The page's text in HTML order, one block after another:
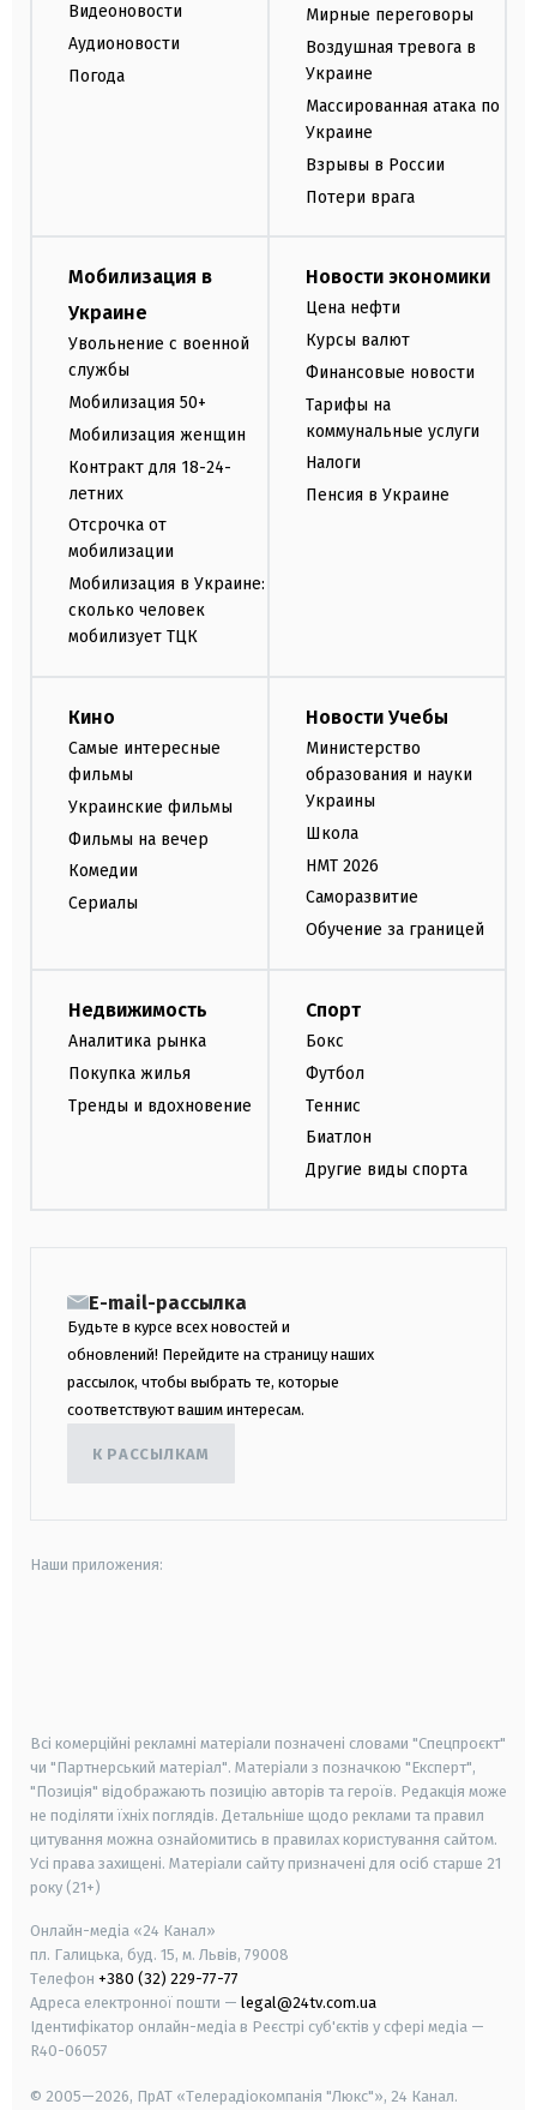
Видеоновости
Аудионовости
Погода
Мирные переговоры
Воздушная тревога в
Украине
Массированная атака по
Украине
Взрывы в России
Потери врага
Мобилизация в
Украине
Увольнение с военной
службы
Мобилизация 50+
Мобилизация женщин
Контракт для 18-24-
летних
Отсрочка от
мобилизации
Мобилизация в Украине:
сколько человек
мобилизует ТЦК
Новости экономики
Цена нефти
Курсы валют
Финансовые новости
Тарифы на
коммунальные услуги
Налоги
Пенсия в Украине
Кино
Самые интересные
фильмы
Украинские фильмы
Фильмы на вечер
Комедии
Сериалы
Новости Учебы
Министерство
образования и науки
Украины
Школа
НМТ 2026
Саморазвитие
Обучение за границей
Недвижимость
Аналитика рынка
Покупка жилья
Тренды и вдохновение
Спорт
Бокс
Футбол
Теннис
Биатлон
Другие виды спорта
E-mail-рассылка
Будьте в курсе всех новостей и
обновлений! Перейдите на страницу наших
рассылок, чтобы выбрать те, которые
соответствуют вашим интересам.
К РАССЫЛКАМ
Наши приложения:
Всі комерційні рекламні матеріали позначені словами "Спецпроєкт"
чи "Партнерський матеріал". Матеріали з позначкою "Експерт",
"Позиція" відображають позицію авторів та героїв. Редакція може
не поділяти їхніх поглядів. Детальніше щодо реклами та правил
цитування можна ознайомитись в правилах користування сайтом.
Усі права захищені. Матеріали сайту призначені для осіб старше 21
року (21+)
Онлайн-медіа «24 Канал»
пл. Галицька, буд. 15, м. Львів, 79008
Телефон +380 (32) 229-77-77
Адреса електронної пошти — legal@24tv.com.ua
Ідентифікатор онлайн-медіа в Реєстрі суб'єктів у сфері медіа —
R40-06057
© 2005—2026, ПрАТ «Телерадіокомпанія "Люкс"», 24 Канал.